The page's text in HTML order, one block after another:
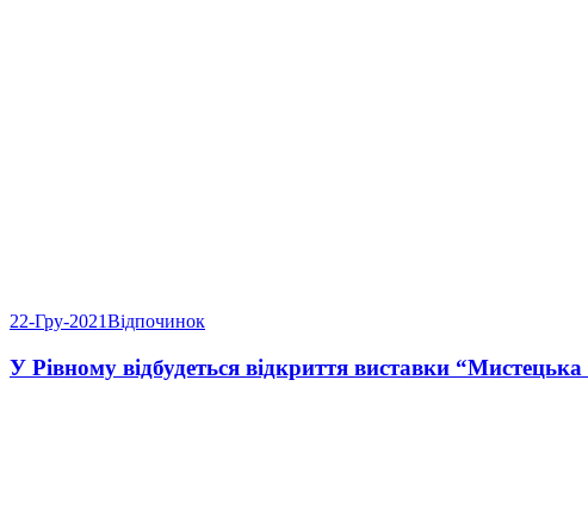
22-Гру-2021Відпочинок
У Рівному відбудеться відкриття виставки